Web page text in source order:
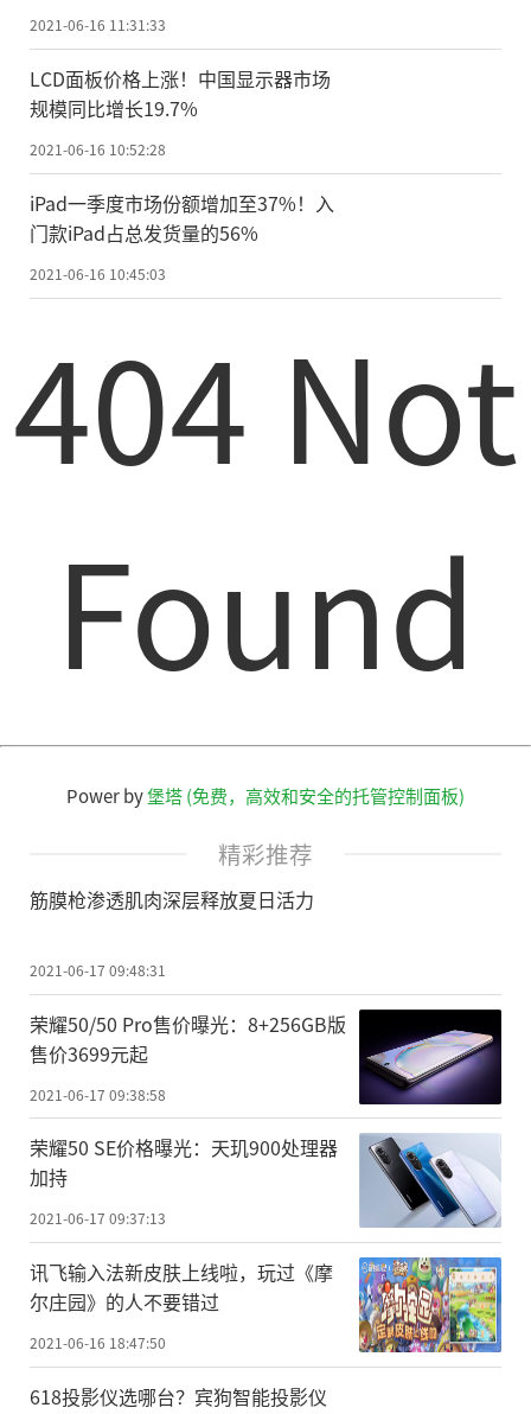
2021-06-16 11:31:33
LCD面板价格上涨！中国显示器市场
规模同比增长19.7%
2021-06-16 10:52:28
iPad一季度市场份额增加至37%！入
门款iPad占总发货量的56%
2021-06-16 10:45:03
404 Not
Found
Power by堡塔 (免费，高效和安全的托管控制面板)
精彩推荐
筋膜枪渗透肌肉深层释放夏日活力
2021-06-17 09:48:31
荣耀50/50 Pro售价曝光：8+256GB版
售价3699元起
2021-06-17 09:38:58
荣耀50 SE价格曝光：天玑900处理器
加持
2021-06-17 09:37:13
讯飞输入法新皮肤上线啦，玩过《摩
尔庄园》的人不要错过
2021-06-16 18:47:50
618投影仪选哪台？宾狗智能投影仪